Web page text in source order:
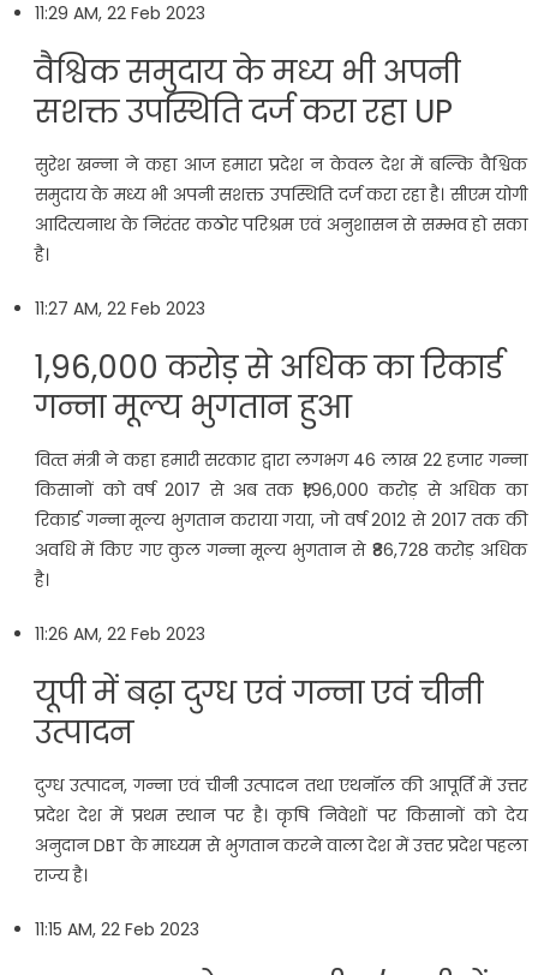
11:29 AM, 22 Feb 2023
वैश्विक समुदाय के मध्य भी अपनी
सशक्त उपस्थिति दर्ज करा रहा UP
सुरेश खन्‍ना ने कहा आज हमारा प्रदेश न केवल देश में बल्कि वैश्विक
समुदाय के मध्य भी अपनी सशक्त उपस्थिति दर्ज करा रहा है। सीएम योगी
आद‍ित्‍यनाथ के निरंतर कठोर परिश्रम एवं अनुशासन से सम्भव हो सका
है।
11:27 AM, 22 Feb 2023
1,96,000 करोड़ से अधिक का रिकार्ड
गन्ना मूल्य भुगतान हुआ
व‍ित्‍त मंत्री ने कहा हमारी सरकार द्वारा लगभग 46 लाख 22 हजार गन्ना
किसानों को वर्ष 2017 से अब तक ₹1,96,000 करोड़ से अधिक का
रिकार्ड गन्ना मूल्य भुगतान कराया गया, जो वर्ष 2012 से 2017 तक की
अवधि में किए गए कुल गन्ना मूल्य भुगतान से ₹86,728 करोड़ अधिक
है।
11:26 AM, 22 Feb 2023
यूपी में बढ़ा दुग्ध एवं गन्ना एवं चीनी
उत्पादन
दुग्ध उत्पादन, गन्ना एवं चीनी उत्पादन तथा एथनॉल की आपूर्ति में उत्तर
प्रदेश देश में प्रथम स्थान पर है। कृषि निवेशों पर किसानों को देय
अनुदान DBT के माध्यम से भुगतान करने वाला देश में उत्तर प्रदेश पहला
राज्य है।
11:15 AM, 22 Feb 2023